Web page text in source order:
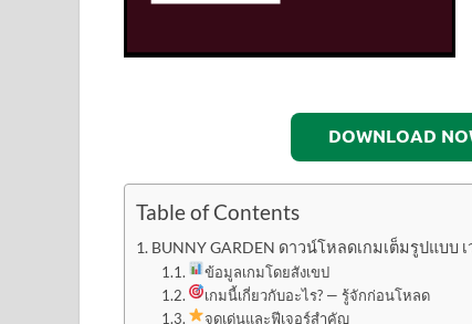
DOWNLOAD
Table of Contents
BUNNY GARDEN ดาวน์โหลดเกมเต็มรูปแบบ
ข้อมูลเกมโดยสังเขป
เกมนี้เกี่ยวกับอะไร? — รู้จักก่อนโหลด
จุดเด่นและฟีเจอร์สำคัญ